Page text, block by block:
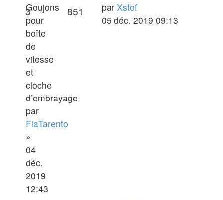
Goujons
pour
boîte
de
vitesse
et
cloche
d’embrayage
par
FiaTarento
»
04
déc.
2019
12:43
3Réponses851 VuesDernier
message
par Xstof
05 déc. 2019 09:13